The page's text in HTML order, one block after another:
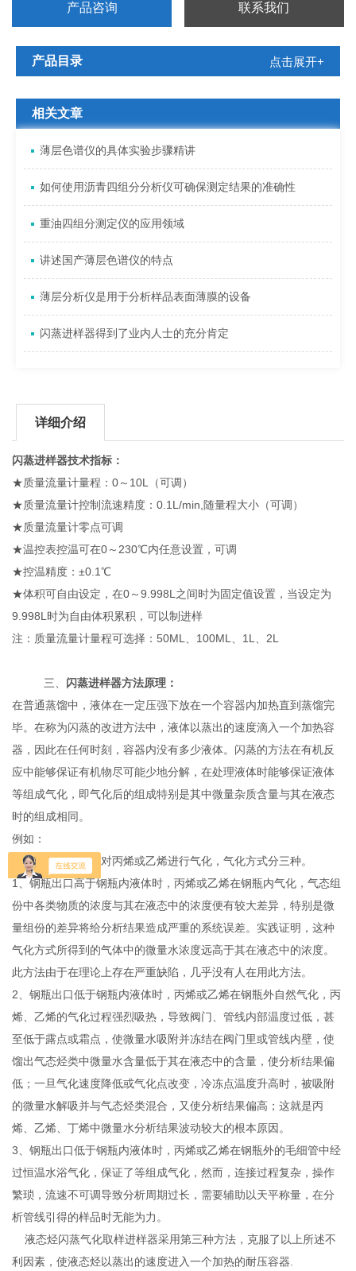
产品咨询 联系我们
产品目录 点击展开+
相关文章
薄层色谱仪的具体实验步骤精讲
如何使用沥青四组分分析仪可确保测定结果的准确性
重油四组分测定仪的应用领域
讲述国产薄层色谱仪的特点
薄层分析仪是用于分析样品表面薄膜的设备
闪蒸进样器得到了业内人士的充分肯定
详细介绍
闪蒸进样器技术指标：
★质量流量计量程：0～10L（可调）
★质量流量计控制流速精度：0.1L/min,随量程大小（可调）
★质量流量计零点可调
★温控表控温可在0～230℃内任意设置，可调
★控温精度：±0.1℃
★体积可自由设定，在0～9.998L之间时为固定值设置，当设定为
9.998L时为自由体积累积，可以制进样
注：质量流量计量程可选择：50ML、100ML、1L、2L
三、 闪蒸进样器方法原理：
在普通蒸馏中，液体在一定压强下放在一个容器内加热直到蒸馏完
毕。在称为闪蒸的改进方法中，液体以蒸出的速度滴入一个加热容
器，因此在任何时刻，容器内没有多少液体。闪蒸的方法在有机反
应中能够保证有机物尽可能少地分解，在处理液体时能够保证液体
等组成气化，即气化后的组成特别是其中微量杂质含量与其在液态
时的组成相同。
例如：
如果用普通的方法对丙烯或乙烯进行气化，气化方式分三种。
1、钢瓶出口高于钢瓶内液体时，丙烯或乙烯在钢瓶内气化，气态组
份中各类物质的浓度与其在液态中的浓度便有较大差异，特别是微
量组份的差异将给分析结果造成严重的系统误差。实践证明，这种
气化方式所得到的气体中的微量水浓度远高于其在液态中的浓度。
此方法由于在理论上存在严重缺陷，几乎没有人在用此方法。
2、钢瓶出口低于钢瓶内液体时，丙烯或乙烯在钢瓶外自然气化，丙
烯、乙烯的气化过程强烈吸热，导致阀门、管线内部温度过低，甚
至低于露点或霜点，使微量水吸附并冻结在阀门里或管线内壁，使
馏出气态烃类中微量水含量低于其在液态中的含量，使分析结果偏
低；一旦气化速度降低或气化点改变，冷冻点温度升高时，被吸附
的微量水解吸并与气态烃类混合，又使分析结果偏高；这就是丙
烯、乙烯、丁烯中微量水分析结果波动较大的根本原因。
3、钢瓶出口低于钢瓶内液体时，丙烯或乙烯在钢瓶外的毛细管中经
过恒温水浴气化，保证了等组成气化，然而，连接过程复杂，操作
繁琐，流速不可调导致分析周期过长，需要辅助以天平称量，在分
析管线引得的样品时无能为力。
液态烃闪蒸气化取样进样器采用第三种方法，克服了以上所述不
利因素，使液态烃以蒸出的速度进入一个加热的耐压容器.